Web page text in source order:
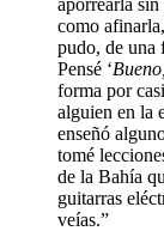
como
pudo, de una
Pensé ‘
forma por
alguien en la
enseñó
tomé
de la Bahía
guitarras
veías.”